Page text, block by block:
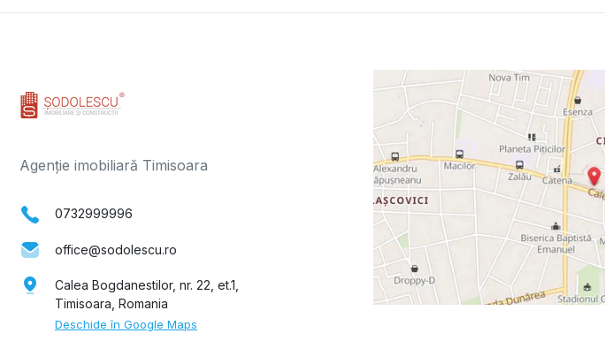
Agenție imobiliară Timisoara
0732999996
office@sodolescu.ro
Calea Bogdanestilor, nr. 22, et.1,
Timisoara, Romania
Deschide în Google Maps